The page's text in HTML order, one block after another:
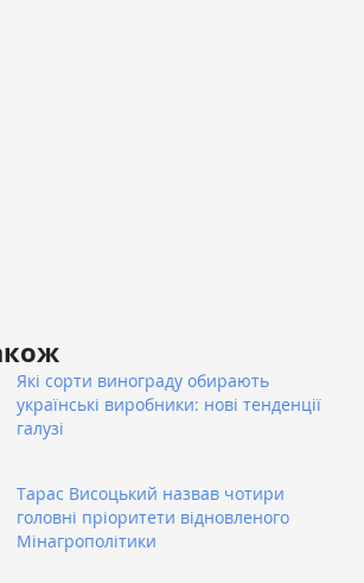
Які сорти винограду обирають
українські виробники: нові тенденції
галузі
Тарас Висоцький назвав чотири
головні пріоритети відновленого
Мінагрополітики